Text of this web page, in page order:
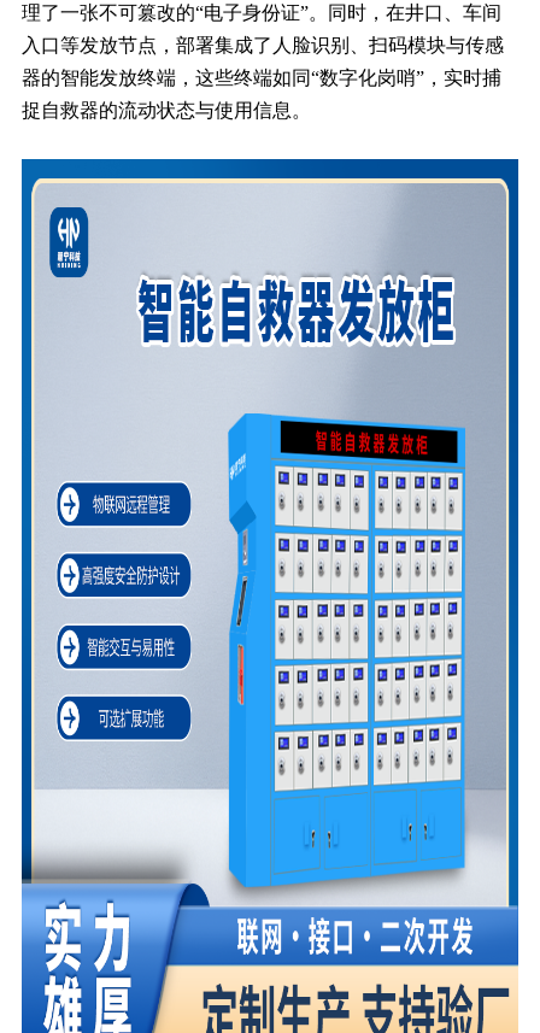
理了一张不可篡改的“电子身份证”。同时，在井口、车间
入口等发放节点，部署集成了人脸识别、扫码模块与传感
器的智能发放终端，这些终端如同“数字化岗哨”，实时捕
捉自救器的流动状态与使用信息。